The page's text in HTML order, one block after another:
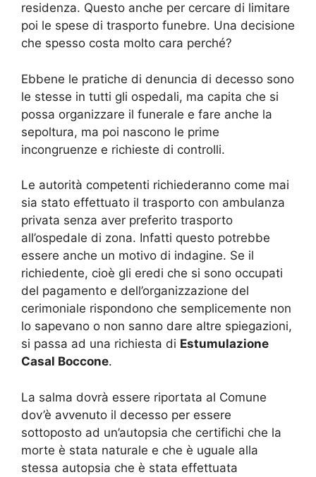
residenza. Questo anche per cercare di limitare
poi le spese di trasporto funebre. Una decisione
che spesso costa molto cara perché?
Ebbene le pratiche di denuncia di decesso sono
le stesse in tutti gli ospedali, ma capita che si
possa organizzare il funerale e fare anche la
sepoltura, ma poi nascono le prime
incongruenze e richieste di controlli.
Le autorità competenti richiederanno come mai
sia stato effettuato il trasporto con ambulanza
privata senza aver preferito trasporto
all’ospedale di zona. Infatti questo potrebbe
essere anche un motivo di indagine. Se il
richiedente, cioè gli eredi che si sono occupati
del pagamento e dell’organizzazione del
cerimoniale rispondono che semplicemente non
lo sapevano o non sanno dare altre spiegazioni,
si passa ad una richiesta di Estumulazione
Casal Boccone.
La salma dovrà essere riportata al Comune
dov’è avvenuto il decesso per essere
sottoposto ad un’autopsia che certifichi che la
morte è stata naturale e che è uguale alla
stessa autopsia che è stata effettuata